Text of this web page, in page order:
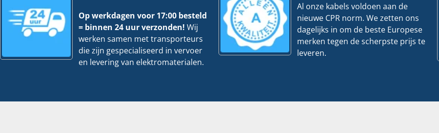
Op werkdagen voor 17:00 besteld
= binnen 24 uur verzonden! Wij
werken samen met transporteurs
die zijn gespecialiseerd in vervoer
en levering van elektromaterialen.
Al onze kabels voldoen aan de
nieuwe CPR norm. We zetten ons
dagelijks in om de beste Europese
merken tegen de scherpste prijs te
leveren.